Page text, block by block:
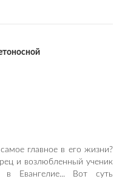
главное в его жизни?
и возлюбленный ученик
в Евангелие... Вот суть